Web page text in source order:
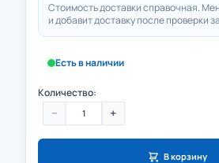
Стоимость доставки справочная.
и добавит доставку после проверки
Есть в наличии
Количество:
− +
В корзину